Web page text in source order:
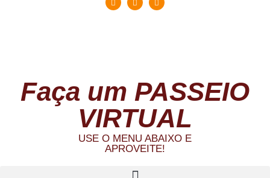
Faça um PASSEIO
VIRTUAL
USE O MENU ABAIXO E
APROVEITE!